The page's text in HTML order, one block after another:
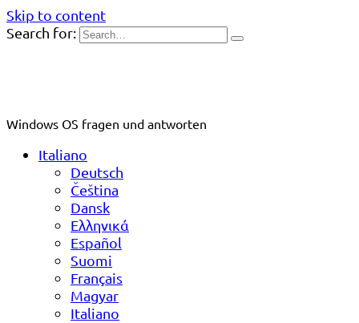
Skip to content
Search for:
Windows OS fragen und antworten
Italiano
Deutsch
Čeština
Dansk
Ελληνικά
Español
Suomi
Français
Magyar
Italiano